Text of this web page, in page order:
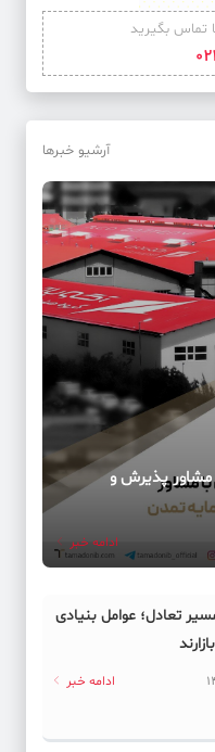
تماس بگیرید
آرشیو خبرها
مشاور پذیرش و
ادامه خبر
تعادل؛ عوامل بنیادی
ادامه خبر